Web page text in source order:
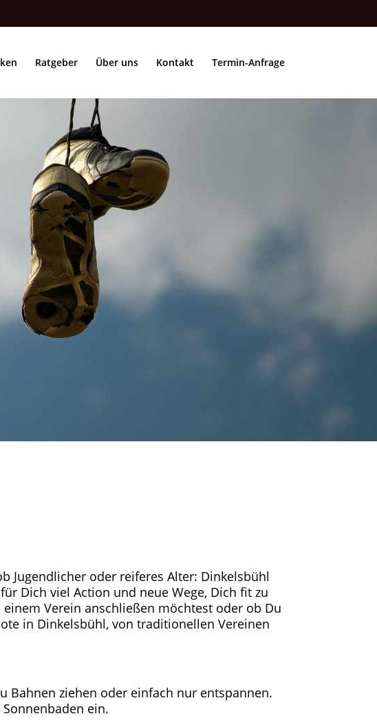
Ratgeber Über uns Kontakt Termin-Anfrage
Jugendlicher oder reiferes Alter: Dinkelsbühl
Dich viel Action und neue Wege, Dich fit zu
Verein anschließen möchtest oder ob Du
in Dinkelsbühl, von traditionellen Vereinen
Bahnen ziehen oder einfach nur entspannen.
ein.